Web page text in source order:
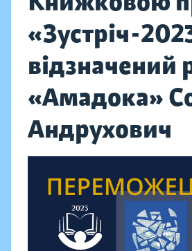
«Зустріч-
відзначений
«Амадока»
Андрухович